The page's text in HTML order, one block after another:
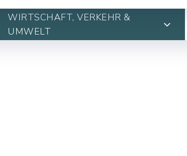
WIRTSCHAFT, VERKEHR &
UMWELT